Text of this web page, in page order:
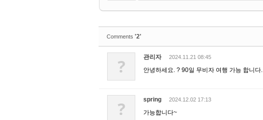
Comments '2'
? 관리자 2024.11.21 08:45
안녕하세요. ? 90일 무비자 여행 가능 합니다.
? spring 2024.12.02 17:13
가능합니다~